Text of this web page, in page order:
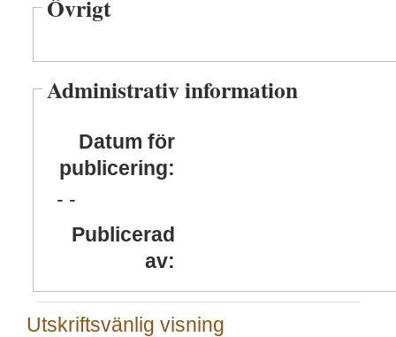
Övrigt
Administrativ information
Datum för
publicering:
- -
Publicerad
av:
Utskriftsvänlig visning